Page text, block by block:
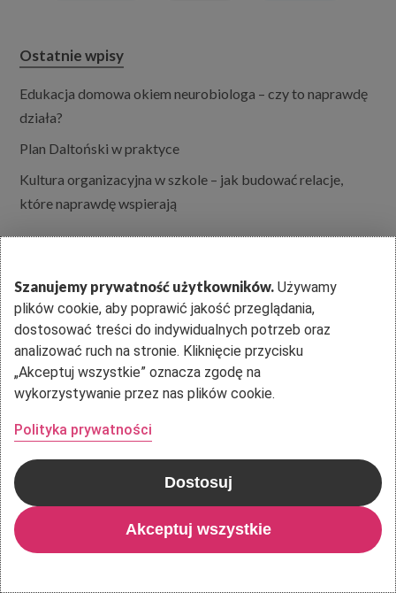
Ostatnie wpisy
Edukacja domowa okiem neurobiologa – czy to naprawdę
działa?
Plan Daltoński w praktyce
Kultura organizacyjna w szkole – jak budować relacje,
które naprawdę wspierają
Szanujemy prywatność użytkowników. Używamy
plików cookie, aby poprawić jakość przeglądania,
dostosować treści do indywidualnych potrzeb oraz
analizować ruch na stronie. Kliknięcie przycisku
„Akceptuj wszystkie” oznacza zgodę na
wykorzystywanie przez nas plików cookie.
Polityka prywatności
Dostosuj
Akceptuj wszystkie